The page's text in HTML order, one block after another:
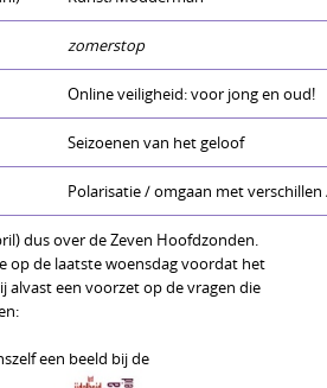
zomerstop
Online veiligheid: voor jong en oud!
Seizoenen van het geloof
Polarisatie / omgaan met
dus over de Zeven Hoofdzonden.
op de laatste woensdag voordat het
alvast een voorzet op de vragen die
een beeld bij de